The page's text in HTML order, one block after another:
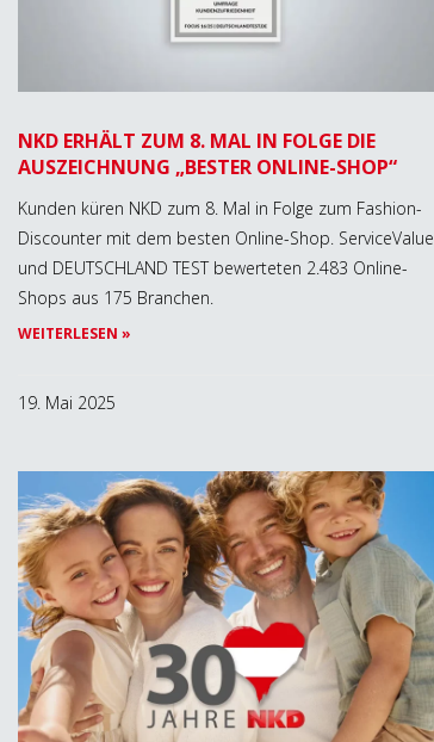
NKD ERHÄLT ZUM 8. MAL IN FOLGE DIE
AUSZEICHNUNG „BESTER ONLINE-SHOP“
Kunden küren NKD zum 8. Mal in Folge zum Fashion-
Discounter mit dem besten Online-Shop. ServiceValue
und DEUTSCHLAND TEST bewerteten 2.483 Online-
Shops aus 175 Branchen.
WEITERLESEN »
19. Mai 2025